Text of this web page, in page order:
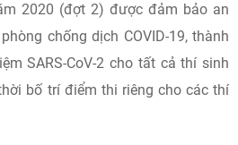
2020 (đợt 2) được đảm bảo an
chống dịch COVID-19, thành
SARS-CoV-2 cho tất cả thí sinh
bố trí điểm thi riêng cho các thí